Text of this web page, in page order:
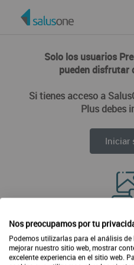
Solo los usuarios
pueden disfrutar
Si tienes acceso a
Plus debes
Iniciar
Disfruta de todos los
Nos preocupamos por tu
Podemos utilizarlas para el análisis
mejorar nuestro sitio web, mostrar
excelente experiencia en el sitio web.